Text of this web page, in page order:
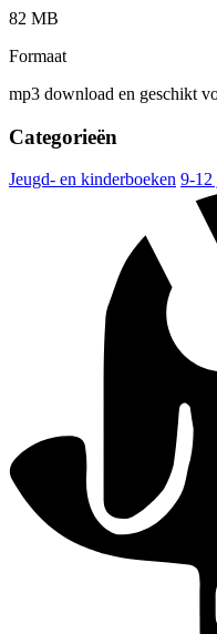
82 MB
Formaat
mp3 download en geschikt
Categorieën
Jeugd- en kinderboeken 9-12